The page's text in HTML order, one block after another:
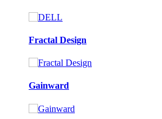
Fractal Design
Gainward